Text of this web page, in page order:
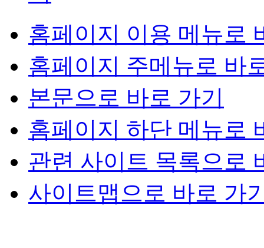
홈페이지 이용 메뉴로
홈페이지 주메뉴로 바
본문으로 바로 가기
홈페이지 하단 메뉴로
관련 사이트 목록으로
사이트맵으로 바로 가